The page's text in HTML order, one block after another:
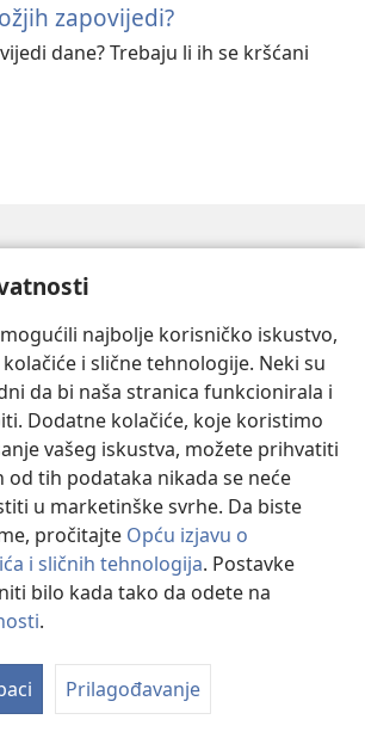
najbolje korisničko iskustvo,
i slične tehnologije. Neki su
da bi naša stranica funkcionirala i
Dodatne kolačiće, koje koristimo
vašeg iskustva, možete prihvatiti
od tih podataka nikada se neće
u marketinške svrhe. Da biste
pročitajte Opću izjavu o
i sličnih tehnologija. Postavke
bilo kada tako da odete na
.
Prilagođavanje
zapovijedi?
dane? Trebaju li ih se kršćani
JEHOVINIH SVJEDOKA